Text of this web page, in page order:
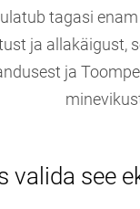
tagasi
ja allakäigust,
ja
valida see